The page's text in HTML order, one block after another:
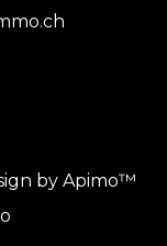
by Apimo™